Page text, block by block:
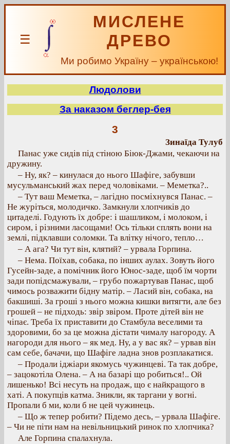
☰
МИСЛЕНЕ
ДРЕВО
Ми робимо Україну – українською!
Людолови
За наказом беглер-бея
3
Зинаїда Тулуб
Панас уже сидів під стіною Біюк-Джами, чекаючи на
дружину.
– Ну, як? – кинулася до нього Шафіге, забувши
мусульманський жах перед чоловіками. – Меметка?..
– Тут ваш Меметка, – лагідно посміхнувся Панас. –
Не журіться, молодичко. Замкнули хлопчиків до
цитаделі. Годують їх добре: і шашликом, і молоком, і
сиром, і різними ласощами! Ось тільки сплять вони на
землі, підклавши соломки. Та влітку нічого, тепло…
– А ага? Чи тут він, клятий? – урвала Горпина.
– Нема. Поїхав, собака, по інших аулах. Зовуть його
Гусейн-заде, а помічник його Юнос-заде, щоб їм чорти
зади попідсмажували, – грубо пожартував Панас, щоб
чимось розважити бідну матір. – Ласий він, собака, на
бакшиші. За гроші з нього можна кишки витягти, але без
грошей – не підходь: звір звіром. Проте дітей він не
чіпає. Треба їх приставити до Стамбула веселими та
здоровими, бо за це можна дістати чималу нагороду. А
нагороди для нього – як мед. Ну, а у вас як? – урвав він
сам себе, бачачи, що Шафіге ладна знов розплакатися.
– Продали іджіари якомусь чужинцеві. Та так добре,
– зацокотіла Олена. – А на базарі що робиться!.. Ой
лишенько! Всі несуть на продаж, що є найкращого в
хаті. А покупців катма. Зникли, як таргани у вогні.
Пропали б ми, коли б не цей чужинець.
– Що ж тепер робити? Підемо десь, – урвала Шафіге.
– Чи не піти нам на невільницький ринок по хлопчика?
Але Горпина спалахнула.